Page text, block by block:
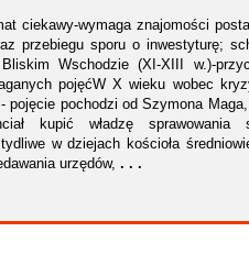
ciekawy-wymaga znajomości
przebiegu sporu o inwestyturę;
Wschodzie (XI-XIII w.)-
pojęćW X wieku wobec
pojęcie pochodzi od Szymona
kupić władzę sprawowania
w dziejach kościoła
urzędów, . . .